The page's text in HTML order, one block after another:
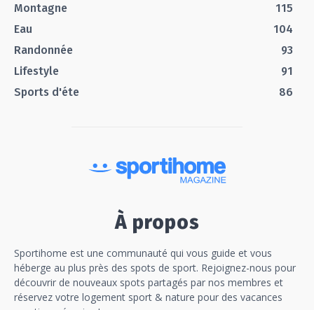
Montagne
115
Eau
104
Randonnée
93
Lifestyle
91
Sports d'éte
86
À propos
Sportihome est une communauté qui vous guide et vous
héberge au plus près des spots de sport. Rejoignez-nous pour
découvrir de nouveaux spots partagés par nos membres et
réservez votre logement sport & nature pour des vacances